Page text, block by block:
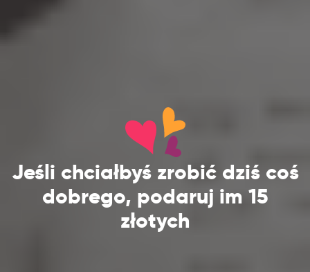
Jeśli chciałbyś zrobić dziś coś
dobrego, podaruj im 15
złotych